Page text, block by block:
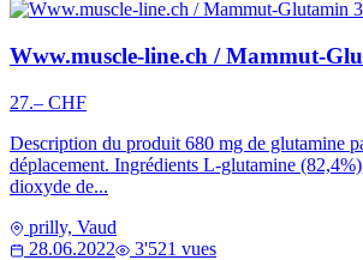
Www.muscle-line.ch / Mammut-
27.– CHF
Description du produit 680 mg de glutamine
déplacement. Ingrédients L-glutamine
dioxyde de...
prilly, Vaud
28.06.2022
3'521 vues